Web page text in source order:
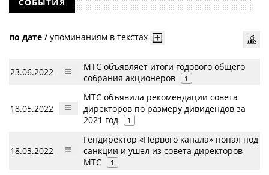
по дате / упоминаниям в текстах
23.06.2022
МТС объявляет итоги годового общего
собрания акционеров
1
18.05.2022
МТС объявила рекомендации cовета
директоров по размеру дивидендов за
2021 год
1
18.03.2022
Гендиректор «Первого канала» попал под
санкции и ушел из совета директоров
МТС
1